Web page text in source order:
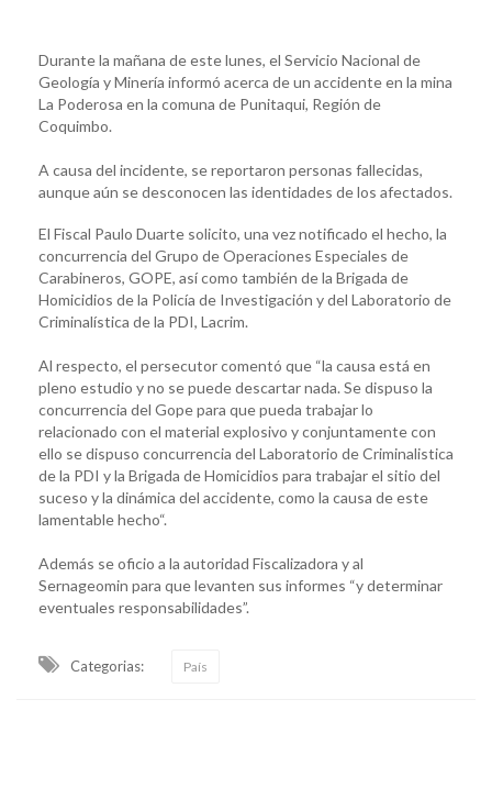
Durante la mañana de este lunes, el Servicio Nacional de
Geología y Minería informó acerca de un accidente en la mina
La Poderosa en la comuna de Punitaqui, Región de
Coquimbo.
A causa del incidente, se reportaron personas fallecidas,
aunque aún se desconocen las identidades de los afectados.
El Fiscal Paulo Duarte solicito, una vez notificado el hecho, la
concurrencia del Grupo de Operaciones Especiales de
Carabineros, GOPE, así como también de la Brigada de
Homicidios de la Policía de Investigación y del Laboratorio de
Criminalística de la PDI, Lacrim.
Al respecto, el persecutor comentó que “la causa está en
pleno estudio y no se puede descartar nada. Se dispuso la
concurrencia del Gope para que pueda trabajar lo
relacionado con el material explosivo y conjuntamente con
ello se dispuso concurrencia del Laboratorio de Criminalistica
de la PDI y la Brigada de Homicidios para trabajar el sitio del
suceso y la dinámica del accidente, como la causa de este
lamentable hecho“.
Además se oficio a la autoridad Fiscalizadora y al
Sernageomin para que levanten sus informes “y determinar
eventuales responsabilidades”.
Categorias: País